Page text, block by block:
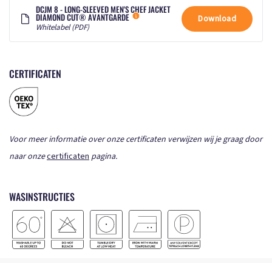
DCJM 8 - LONG-SLEEVED MEN'S CHEF JACKET
DIAMOND CUT® AVANTGARDE
Whitelabel (PDF)
Download
CERTIFICATEN
Voor meer informatie over onze certificaten verwijzen wij je graag door
naar onzecertificatenpagina.
WASINSTRUCTIES